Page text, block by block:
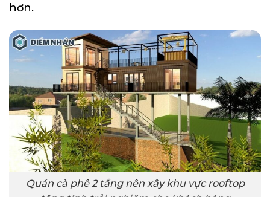
hơn.
Quán cà phê 2 tầng nên xây khu vực rooftop